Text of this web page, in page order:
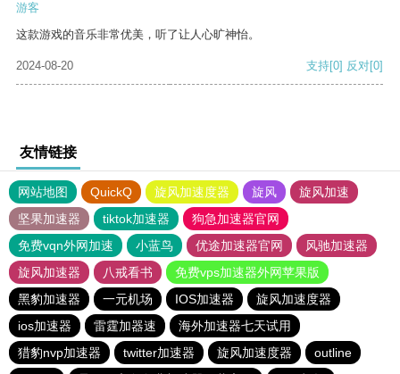
游客
这款游戏的音乐非常优美，听了让人心旷神怡。
2024-08-20 支持[0] 反对[0]
友情链接
网站地图 QuickQ 旋风加速度器 旋风
旋风加速
坚果加速器
tiktok加速器
狗急加速器官网
免费vqn外网加速
小蓝鸟 优途加速器官网
风驰加速器
旋风加速器
八戒看书
免费vps加速器外网苹果版
黑豹加速器
一元机场 IOS加速器
旋风加速度器
ios加速器
雷霆加器速
海外加速器七天试用
猎豹nvp加速器
twitter加速器 旋风加速度器
outline